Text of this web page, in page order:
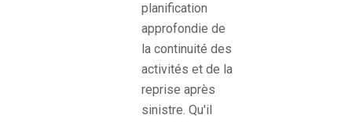
planification
approfondie de
la continuité des
activités et de la
reprise après
sinistre. Qu'il